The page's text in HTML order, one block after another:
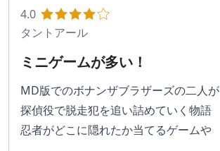
4.0
タントアール
ミニゲームが多い！
MD版でのボナンザブラザーズの二人が
探偵役で脱走犯を追い詰めていく物語
忍者がどこに隠れたか当てるゲームや